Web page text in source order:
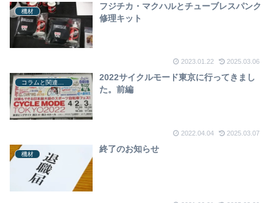
機材
フジチカ・マクハルとチューブレスパンク
修理キット
2023.01.22 2025.03.06
コラムと関連ニュース
2022サイクルモード東京に行ってきまし
た。前編
2022.04.04 2025.03.07
機材
終了のお知らせ